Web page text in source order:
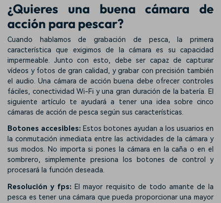
¿Quieres una buena cámara de
acción para pescar?
Cuando hablamos de grabación de pesca, la primera
característica que exigimos de la cámara es su capacidad
impermeable. Junto con esto, debe ser capaz de capturar
vídeos y fotos de gran calidad, y grabar con precisión también
el audio. Una cámara de acción buena debe ofrecer controles
fáciles, conectividad Wi-Fi y una gran duración de la batería. El
siguiente artículo te ayudará a tener una idea sobre cinco
cámaras de acción de pesca según sus características.
Botones accesibles: Estos botones ayudan a los usuarios en
la conmutación inmediata entre las actividades de la cámara y
sus modos. No importa si pones la cámara en la caña o en el
sombrero, simplemente presiona los botones de control y
procesará la función deseada.
Resolución y fps: El mayor requisito de todo amante de la
pesca es tener una cámara que pueda proporcionar una mayor